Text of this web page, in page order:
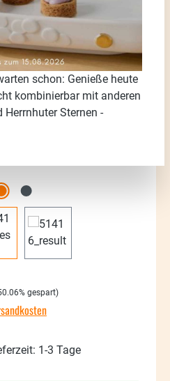
Preis: gespart)
1-3 Tage
schon: Genieße heute
kombinierbar mit anderen
Sternen -